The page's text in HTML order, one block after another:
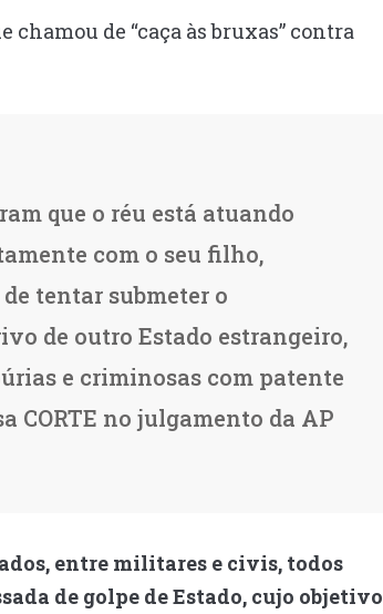
de “caça às bruxas” contra
que o réu está atuando
com o seu filho,
de tentar submeter o
de outro Estado estrangeiro,
e criminosas com patente
CORTE no julgamento da AP
entre militares e civis, todos
de golpe de Estado, cujo objetivo